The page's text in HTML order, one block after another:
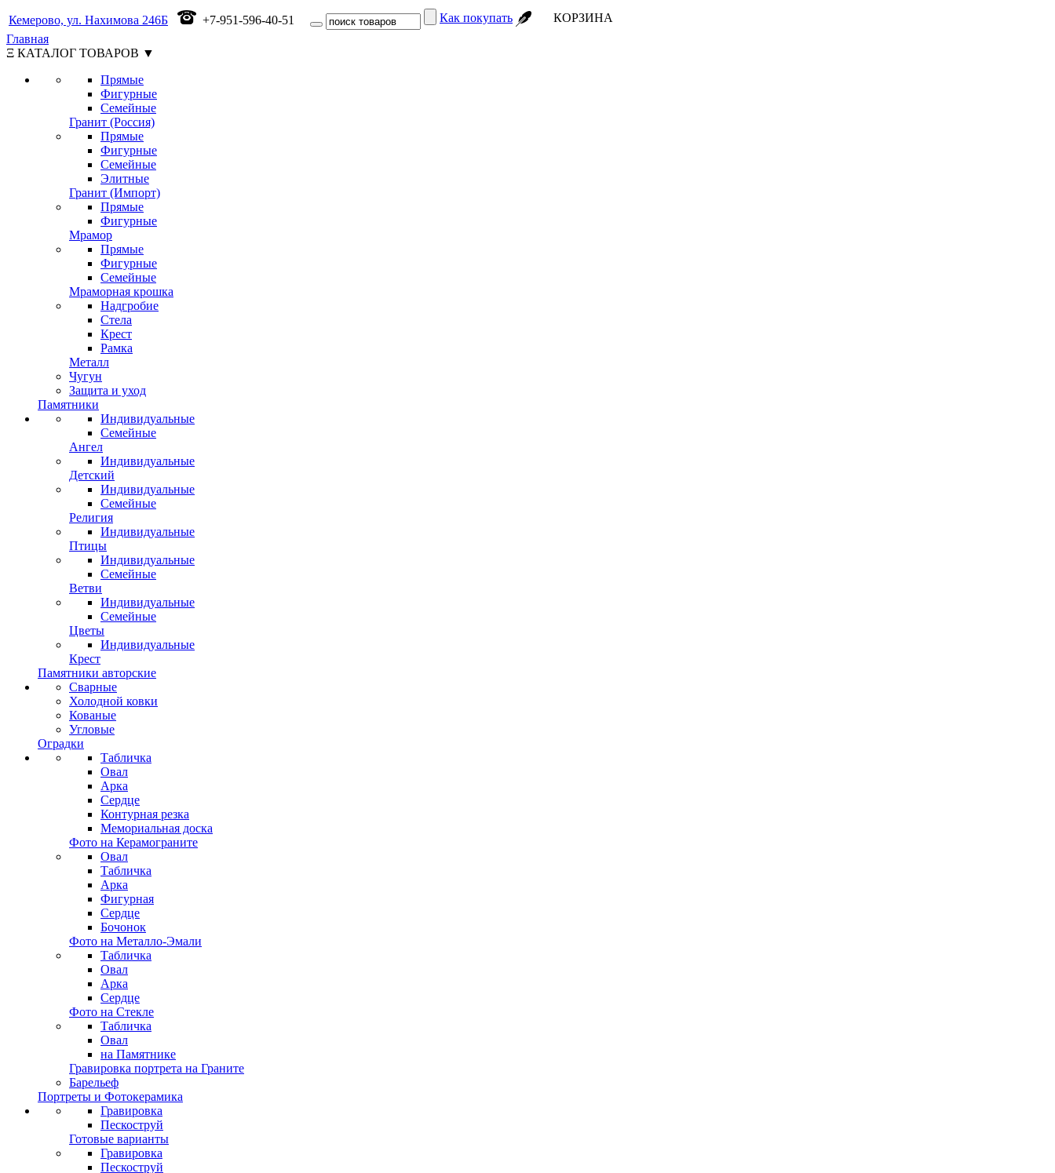
Кемерово, ул. Нахимова 246Б +7-951-596-40-51 Как покупать
КОРЗИНА
Главная
Ξ КАТАЛОГ ТОВАРОВ ▼
Прямые
Фигурные
Семейные
Гранит (Россия)
Прямые
Фигурные
Семейные
Элитные
Гранит (Импорт)
Прямые
Фигурные
Мрамор
Прямые
Фигурные
Семейные
Мраморная крошка
Надгробие
Стела
Крест
Рамка
Металл
Чугун
Защита и уход
Памятники
Индивидуальные
Семейные
Ангел
Индивидуальные
Детский
Индивидуальные
Семейные
Религия
Индивидуальные
Птицы
Индивидуальные
Семейные
Ветви
Индивидуальные
Семейные
Цветы
Индивидуальные
Крест
Памятники авторские
Сварные
Холодной ковки
Кованые
Угловые
Оградки
Табличка
Овал
Арка
Сердце
Контурная резка
Мемориальная доска
Фото на Керамограните
Овал
Табличка
Арка
Фигурная
Сердце
Бочонок
Фото на Металло-Эмали
Табличка
Овал
Арка
Сердце
Фото на Стекле
Табличка
Овал
на Памятнике
Гравировка портрета на Граните
Барельеф
Портреты и Фотокерамика
Гравировка
Пескоструй
Готовые варианты
Гравировка
Пескоструй